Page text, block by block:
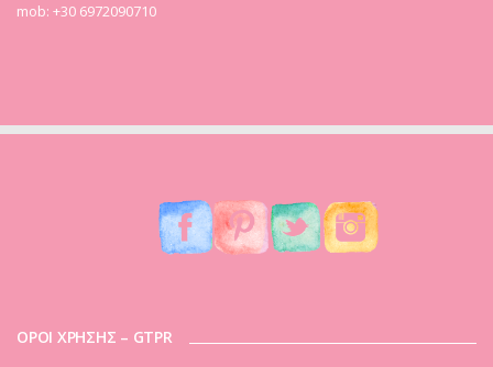
mob: +30 6972090710
ΟΡΟΙ ΧΡΗΣΗΣ – GTPR